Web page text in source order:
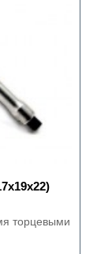
торцевыми